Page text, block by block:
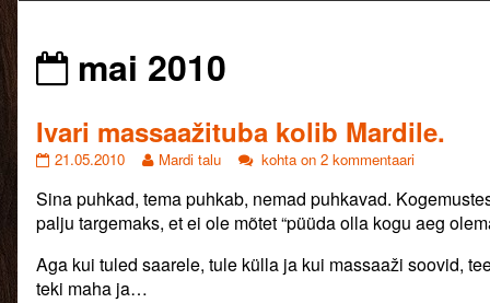
Posts
from
mai 2010
Ivari massaažituba kolib Mardile.
Ivari
kolib
Mardile.
published
on
21.05.2010
Read
posts
by
the
author
of
Mardi talu
Ivari
kolib
Mardile.
kohta on 2 kommentaari
Sina puhkad, tema puhkab, nemad puhkavad.
palju targemaks, et ei ole mõtet “püüda olla kogu aeg
Aga kui tuled saarele, tule külla ja kui massaaži soovid,
teki maha ja…